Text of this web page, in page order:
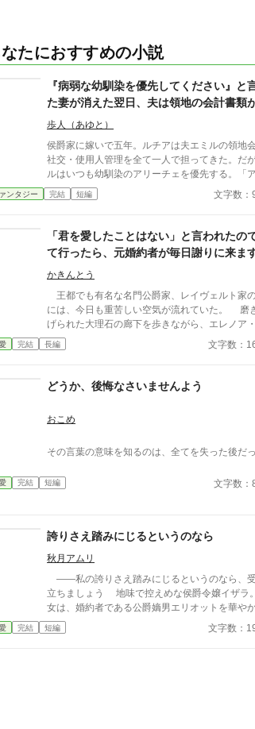
たにおすすめの小説
『病弱な幼馴染を優先してください』と
た妻が消えた翌日、夫は領地の会計書類
て白紙になっていることに気づいた
歩人（あゆと）
侯爵家に嫁いで五年。ルチアは夫エミルの領地会
社交・使用人管理を全て一人で担ってきた。だ
ルはいつも幼馴染のアリーチェを優先する。「
チェは体が弱いんだ、お前とは違う」——その
百回聞いた日、ルチアは微笑んで離縁届に署名し
に」。翌朝、エミルが目にしたのは——税務報告
切、領民からの陳情の山、そして紅茶の淹れ方す
らない自分。三ヶ月後、かつて「地味な妻」と呼
たルチアは、辺境伯の財務顧問として辣腕を振る
いた。
ンタジー 完結 短編 文字数：
「君を愛したことはない」と言われたの
て行ったら、元婚約者が毎日謝りに来ま
かきんとう
王都でも有名な名門公爵家、レイヴェルト家
には、今日も重苦しい空気が流れていた。 磨き上
げられた大理石の廊下を歩きながら、エレノア
ンシェは静かに息を吐く。 この家に嫁いで、半
年。 正確には、まだ“婚約者”の立場だった。だが周
使用人たちもそう認識している。
完結 長編 文字数：
どうか、後悔なさいませんよう
おこめ
その言葉の意味を知るのは、全てを失った後だっ
完結 短編 文字数：
誇りさえ踏みにじるというのなら
秋月アムリ
――私の誇りさえ踏みにじるというのなら、
立ちましょう 地味で控えめな侯爵令嬢イザラ。彼
女は、婚約者である公爵嫡男エリオットを華や
爵令嬢ベアトリスに奪われ、「真実の愛」を見
という身勝手な理由で一方的に婚約破棄を突きつ
完結 短編 文字数：